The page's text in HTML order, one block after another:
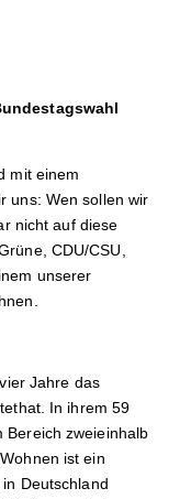
mit einem
uns: Wen sollen wir
nicht auf diese
CDU/CSU,
unserer
Jahre das
In ihrem 59
Bereich zweieinhalb
ist ein
Deutschland